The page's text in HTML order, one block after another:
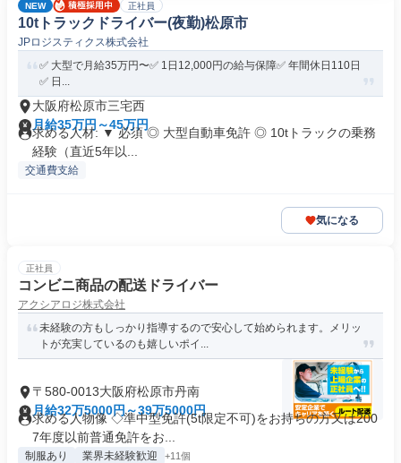
NEW 正社員
10tトラックドライバー(夜勤)松原市
JPロジスティクス株式会社
✅️ 大型で月給35万円〜✅️ 1日12,000円の給与保障✅️ 年間休日110日
✅️ 日...
大阪府松原市三宅西
月給35万円～45万円
求める人材: ▼ 必須 ◎ 大型自動車免許 ◎ 10tトラックの乗務
経験（直近5年以...
交通費支給
気になる
正社員
コンビニ商品の配送ドライバー
アクシアロジ株式会社
未経験の方もしっかり指導するので安心して始められます。メリッ
トが充実しているのも嬉しいポイ...
〒580-0013大阪府松原市丹南
月給32万5000円～39万5000円
求める人物像 ◇準中型免許(5t限定不可)をお持ちの方又は200
7年度以前普通免許をお...
制服あり 業界未経験歓迎 +11個